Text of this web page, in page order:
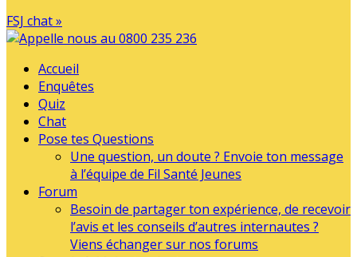
FSJ chat »
Accueil
Enquêtes
Quiz
Chat
Pose tes Questions
Une question, un doute ? Envoie ton message
à l’équipe de Fil Santé Jeunes
Forum
Besoin de partager ton expérience, de recevoir
l’avis et les conseils d’autres internautes ?
Viens échanger sur nos forums